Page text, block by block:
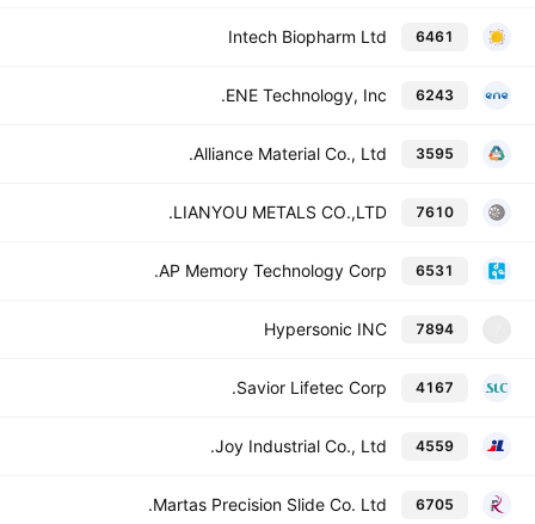
6461
Intech Biopharm Ltd
6243
ENE Technology, Inc.
3595
Alliance Material Co., Ltd.
7610
LIANYOU METALS CO.,LTD.
6531
AP Memory Technology Corp.
7894
Hypersonic INC
4167
Savior Lifetec Corp.
4559
Joy Industrial Co., Ltd.
6705
Martas Precision Slide Co. Ltd.